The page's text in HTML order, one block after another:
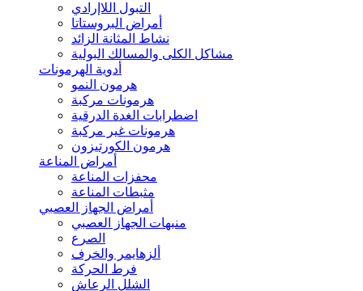
التبول اللاإرادي
أمراض البروستاتا
نشاط المثانة الزائد
مشاكل الكلى والمسالك البولية
أدوية الهرمونات
هرمون النمو
هرمونات مركبة
اضطرابات الغدة الدرقية
هرمونات غير مركبة
هرمون الكورتيزون
أمراض المناعة
محفزات المناعة
مثبطات المناعة
أمراض الجهاز العصبي
منبهات الجهاز العصبي
الصرع
ألزهايمر والخرف
فرط الحركة
الشلل الرعاش